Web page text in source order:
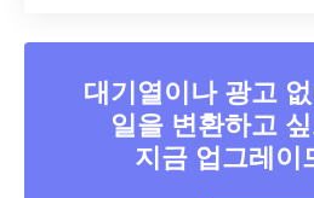
대기열이나 광고
일을 변환하고
지금 업그레이